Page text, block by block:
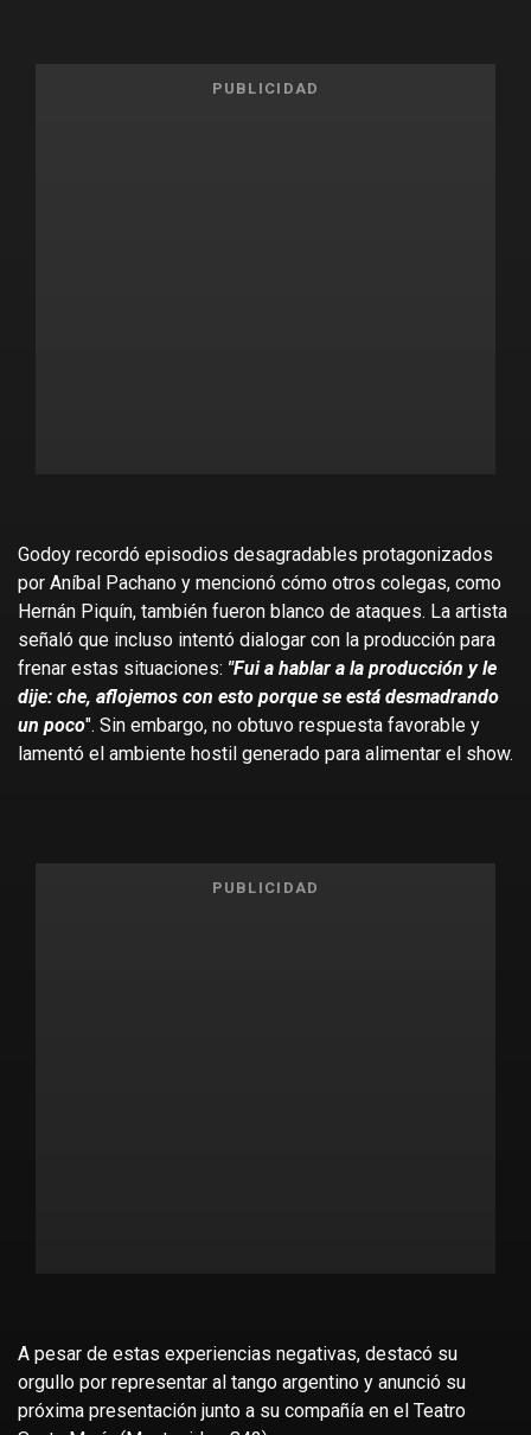
PUBLICIDAD
Godoy recordó episodios desagradables protagonizados
por Aníbal Pachano y mencionó cómo otros colegas, como
Hernán Piquín, también fueron blanco de ataques. La artista
señaló que incluso intentó dialogar con la producción para
frenar estas situaciones: "Fui a hablar a la producción y le
dije: che, aflojemos con esto porque se está desmadrando
un poco". Sin embargo, no obtuvo respuesta favorable y
lamentó el ambiente hostil generado para alimentar el show.
PUBLICIDAD
A pesar de estas experiencias negativas, destacó su
orgullo por representar al tango argentino y anunció su
próxima presentación junto a su compañía en el Teatro